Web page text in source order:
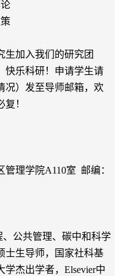
生加入我们的研究团
快乐科研！申请学生请
况）发至导师邮箱，欢
！
管理学院A110室
邮编：
公共管理、碳中和科学
士生导师，国家社科基
杰出学者，Elsevier中